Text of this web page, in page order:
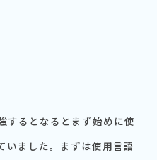
するとなるとまず始めに使
いました。まずは使用言語